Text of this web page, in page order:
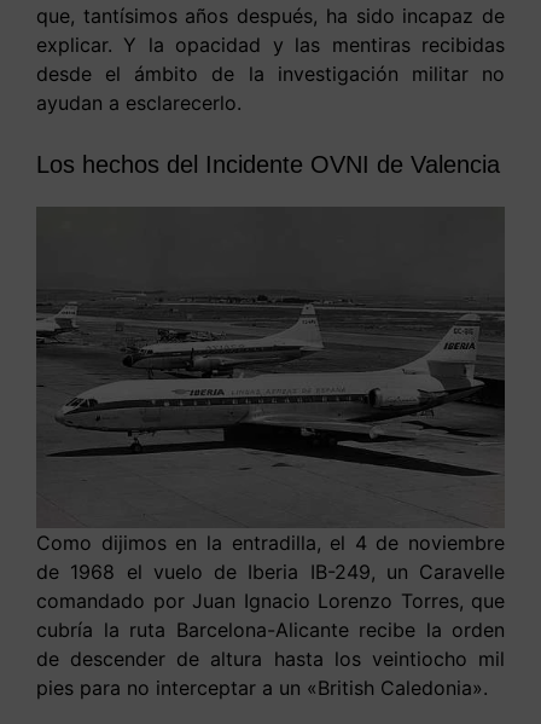
que, tantísimos años después, ha sido incapaz de
explicar. Y la opacidad y las mentiras recibidas
desde el ámbito de la investigación militar no
ayudan a esclarecerlo.
Los hechos del Incidente OVNI de Valencia
Como dijimos en la entradilla, el 4 de noviembre
de 1968 el vuelo de Iberia IB-249, un Caravelle
comandado por Juan Ignacio Lorenzo Torres, que
cubría la ruta Barcelona-Alicante recibe la orden
de descender de altura hasta los veintiocho mil
pies para no interceptar a un «British Caledonia».